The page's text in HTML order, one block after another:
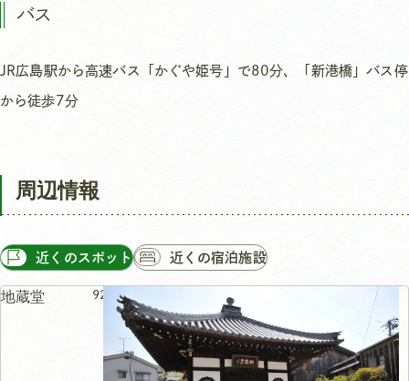
バス
JR広島駅から高速バス「かぐや姫号」で80分、「新港橋」バス停
から徒歩7分
周辺情報
近くのスポット 近くの宿泊施設
地蔵堂 92m